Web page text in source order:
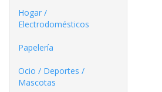
Hogar /
Electrodomésticos
Papelería
Ocio / Deportes /
Mascotas